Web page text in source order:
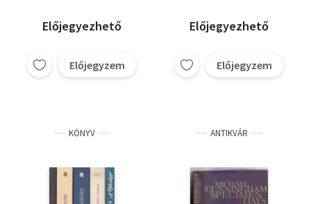
Előjegyezhető
Előjegyzem
Előjegyezhető
Előjegyzem
KÖNYV ANTIKVÁR